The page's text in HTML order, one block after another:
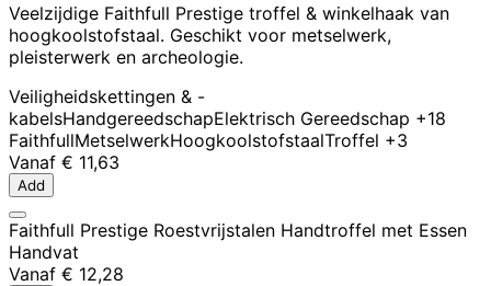
Veelzijdige Faithfull Prestige troffel & winkelhaak van
hoogkoolstofstaal. Geschikt voor metselwerk,
pleisterwerk en archeologie.
Veiligheidskettingen & -
kabelsHandgereedschapElektrisch Gereedschap +18
FaithfullMetselwerkHoogkoolstofstaalTroffel +3
Vanaf € 11,63
Add
Faithfull Prestige Roestvrijstalen Handtroffel met Essen
Handvat
Vanaf € 12,28